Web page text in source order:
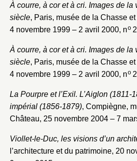
À courre, à cor et à cri. Images de la
siècle, Paris, musée de la Chasse
4 novembre 1999 – 2 avril 2000, no
À courre, à cor et à cri. Images de la
siècle, Paris, musée de la Chasse
4 novembre 1999 – 2 avril 2000, no
La Pourpre et l’Exil. L’Aiglon (1811-
impérial (1856-1879), Compiègne,
Château, 25 novembre 2004 – 7
Viollet-le-Duc, les visions d’un
l’architecture et du patrimoine, 20